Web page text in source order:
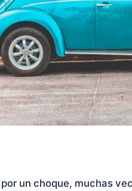
un choque, muchas